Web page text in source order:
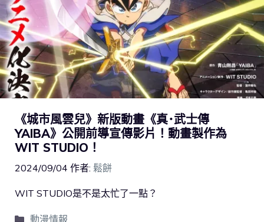
《城市風雲兒》新版動畫《真･武士傳
YAIBA》公開前導宣傳影片！動畫製作為
WIT STUDIO！
2024/09/04 作者: 鬆餅
WIT STUDIO是不是太忙了一點？
動漫情報